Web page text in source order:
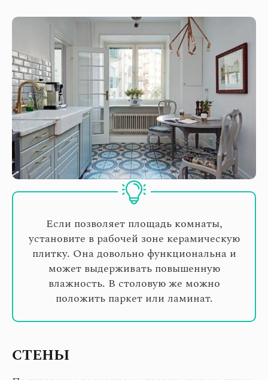
Если позволяет площадь комнаты,
установите в рабочей зоне керамическую
плитку. Она довольно функциональна и
может выдерживать повышенную
влажность. В столовую же можно
положить паркет или ламинат.
СТЕНЫ